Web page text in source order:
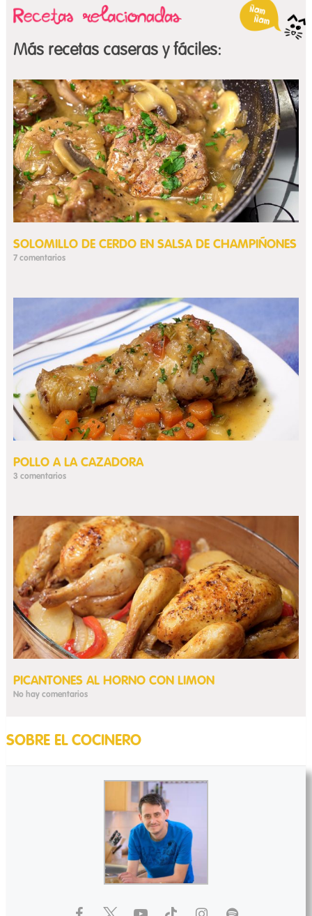
Más recetas caseras y fáciles:
SOLOMILLO DE CERDO EN SALSA DE CHAMPIÑONES
7 comentarios
POLLO A LA CAZADORA
3 comentarios
PICANTONES AL HORNO CON LIMON
No hay comentarios
SOBRE EL COCINERO